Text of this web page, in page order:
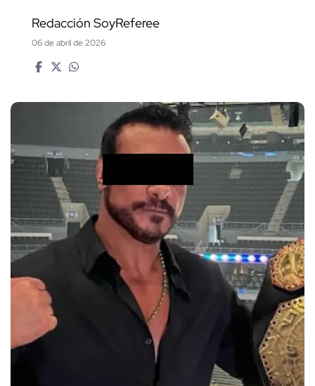
Redacción SoyReferee
06 de abril de 2026